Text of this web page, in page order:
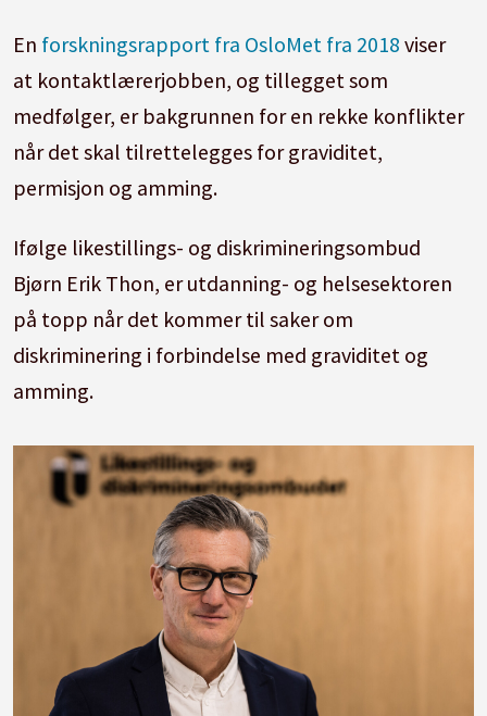
En forskningsrapport fra OsloMet fra 2018viser
at kontaktlærerjobben, og tillegget som
medfølger, er bakgrunnen for en rekke konflikter
når det skal tilrettelegges for graviditet,
permisjon og amming.
Ifølge likestillings- og diskrimineringsombud
Bjørn Erik Thon, er utdanning- og helsesektoren
på topp når det kommer til saker om
diskriminering i forbindelse med graviditet og
amming.